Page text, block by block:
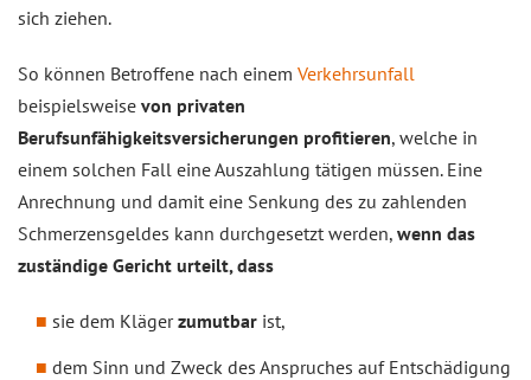
sich ziehen.
So können Betroffene nach einem Verkehrsunfall
beispielsweise von privaten
Berufsunfähigkeitsversicherungen profitieren, welche in
einem solchen Fall eine Auszahlung tätigen müssen. Eine
Anrechnung und damit eine Senkung des zu zahlenden
Schmerzensgeldes kann durchgesetzt werden, wenn das
zuständige Gericht urteilt, dass
sie dem Klägerzumutbar ist,
dem Sinn und Zweck des Anspruches auf Entschädigung